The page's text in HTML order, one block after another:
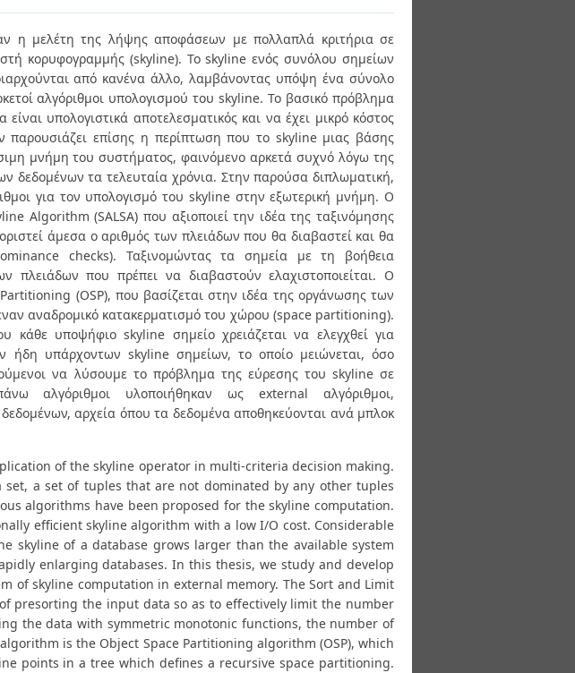
η μελέτη της λήψης αποφάσεων με πολλαπλά κριτήρια σε
κορυφογραμμής (skyline). Το skyline ενός συνόλου σημείων
από κανένα άλλο, λαμβάνοντας υπόψη ένα σύνολο
αλγόριθμοι υπολογισμού του skyline. Το βασικό πρόβλημα
υπολογιστικά αποτελεσματικός και να έχει μικρό κόστος
παρουσιάζει επίσης η περίπτωση που το skyline μιας βάσης
μνήμη του συστήματος, φαινόμενο αρκετά συχνό λόγω της
δεδομένων τα τελευταία χρόνια. Στην παρούσα διπλωματική,
για τον υπολογισμό του skyline στην εξωτερική μνήμη. Ο
Algorithm (SALSA) που αξιοποιεί την ιδέα της ταξινόμησης
άμεσα ο αριθμός των πλειάδων που θα διαβαστεί και θα
checks). Ταξινομώντας τα σημεία με τη βοήθεια
πλειάδων που πρέπει να διαβαστούν ελαχιστοποιείται. Ο
(OSP), που βασίζεται στην ιδέα της οργάνωσης των
αναδρομικό κατακερματισμό του χώρου (space partitioning).
κάθε υποψήφιο skyline σημείο χρειάζεται να ελεγχθεί για
ήδη υπάρχοντων skyline σημείων, το οποίο μειώνεται, όσο
να λύσουμε το πρόβλημα της εύρεσης του skyline σε
αλγόριθμοι υλοποιήθηκαν ως external αλγόριθμοι,
αρχεία όπου τα δεδομένα αποθηκεύονται ανά μπλοκ
of the skyline operator in multi-criteria decision making.
a set of tuples that are not dominated by any other tuples
algorithms have been proposed for the skyline computation.
efficient skyline algorithm with a low I/O cost. Considerable
skyline of a database grows larger than the available system
enlarging databases. In this thesis, we study and develop
of skyline computation in external memory. The Sort and Limit
presorting the input data so as to effectively limit the number
the data with symmetric monotonic functions, the number of
is the Object Space Partitioning algorithm (OSP), which
points in a tree which defines a recursive space partitioning.